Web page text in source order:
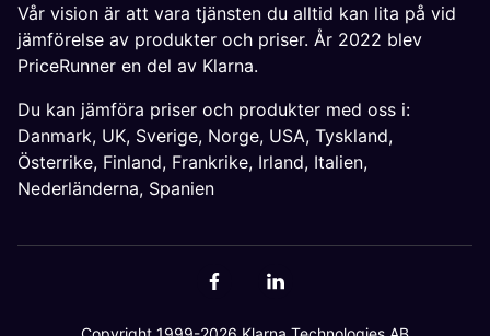
Vår vision är att vara tjänsten du alltid kan lita på vid
jämförelse av produkter och priser. År 2022 blev
PriceRunner en del av Klarna.
Du kan jämföra priser och produkter med oss i:
Danmark, UK, Sverige, Norge, USA, Tyskland,
Österrike, Finland, Frankrike, Irland, Italien,
Nederländerna, Spanien